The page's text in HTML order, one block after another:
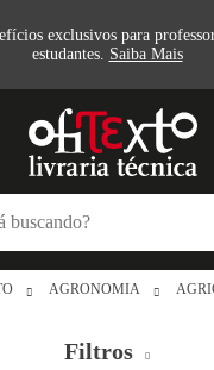
exclusivos para
estudantes. Saiba Mais
AGRONOMIA
Filtros